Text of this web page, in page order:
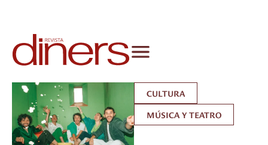
CULTURA
MÚSICA Y TEATRO